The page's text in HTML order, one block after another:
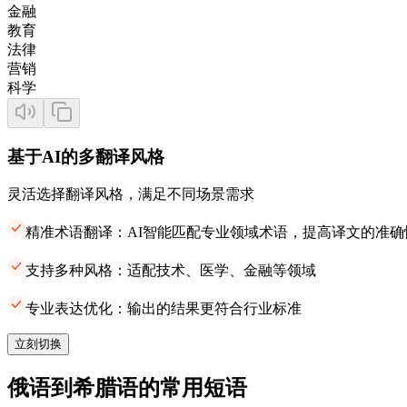
金融
教育
法律
营销
科学
基于AI的多翻译风格
灵活选择翻译风格，满足不同场景需求
精准术语翻译：AI智能匹配专业领域术语，提高译文的准
支持多种风格：适配技术、医学、金融等领域
专业表达优化：输出的结果更符合行业标准
立刻切换
俄语到希腊语的常用短语